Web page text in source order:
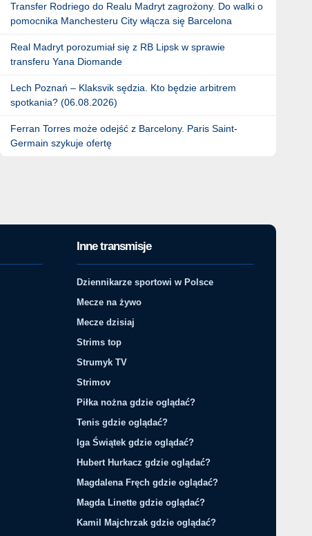
Transfer Rodriego do Realu Madryt zagrożony. Do walki o
pomocnika Manchesteru City włącza się Barcelona
Real Madryt porozumiał się z RB Lipsk w sprawie
transferu Yana Diomande
Lech Poznań – Klaksvik sędzia. Kto będzie arbitrem
spotkania? (06.08.2026)
Ferran Torres może odejść z Barcelony. Paris Saint-
Germain szykuje ofertę
Inne transmisje
Dziennikarze sportowi w Polsce
Mecze na żywo
Mecze dzisiaj
Strims top
Strumyk TV
Strimov
Piłka nożna gdzie oglądać?
Tenis gdzie oglądać?
Iga Świątek gdzie oglądać?
Hubert Hurkacz gdzie oglądać?
Magdalena Fręch gdzie oglądać?
Magda Linette gdzie oglądać?
Kamil Majchrzak gdzie oglądać?